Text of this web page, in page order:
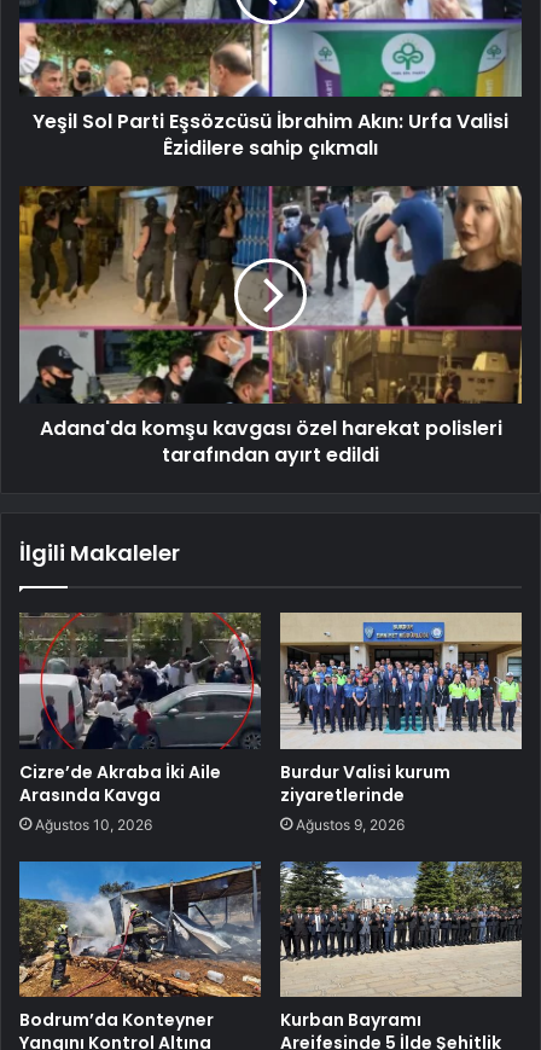
Yeşil Sol Parti Eşsözcüsü İbrahim Akın: Urfa Valisi
Êzidilere sahip çıkmalı
Adana'da komşu kavgası özel harekat polisleri
tarafından ayırt edildi
İlgili Makaleler
Cizre’de Akraba İki Aile
Arasında Kavga
Ağustos 10, 2026
Burdur Valisi kurum
ziyaretlerinde
Ağustos 9, 2026
Bodrum’da Konteyner
Yangını Kontrol Altına
Kurban Bayramı
Areifesinde 5 İlde Şehitlik